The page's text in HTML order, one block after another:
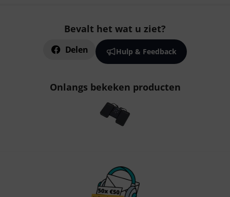
Bevalt het wat u ziet?
Delen Hulp & Feedback
Onlangs bekeken producten